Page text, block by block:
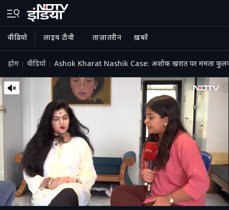
वीडियो लाइव टीवी ताज़ातरीन ख़बरें
होम वीडियो Ashok Kharat Nashik Case: अशोक खरात पर ममता